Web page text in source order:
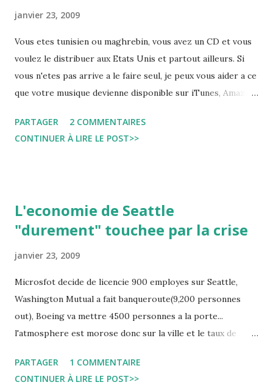
a t'elle toujours lieu? Si vous avez des infos la concernant,
veuillez les partager...
janvier 23, 2009
Vous etes tunisien ou maghrebin, vous avez un CD et vous
voulez le distribuer aux Etats Unis et partout ailleurs. Si
vous n'etes pas arrive a le faire seul, je peux vous aider a ce
que votre musique devienne disponible sur iTunes, Amazon,
conseillerais gratuitement.
PARTAGER
2 COMMENTAIRES
CONTINUER À LIRE LE POST>>
L'economie de Seattle
"durement" touchee par la crise
janvier 23, 2009
Microsfot decide de licencie 900 employes sur Seattle,
Washington Mutual a fait banqueroute(9,200 personnes
out), Boeing va mettre 4500 personnes a la porte...
l'atmosphere est morose donc sur la ville et le taux de
15% en Tunisie).
PARTAGER
1 COMMENTAIRE
CONTINUER À LIRE LE POST>>